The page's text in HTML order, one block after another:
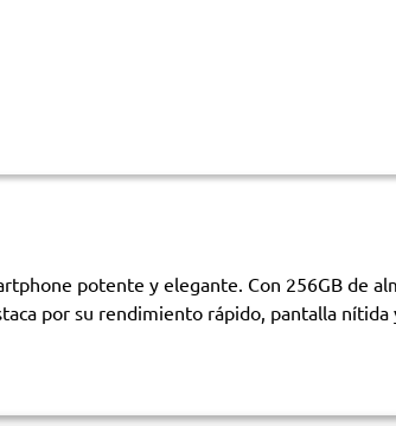
potente y elegante. Con 256GB de
por su rendimiento rápido, pantalla nítida